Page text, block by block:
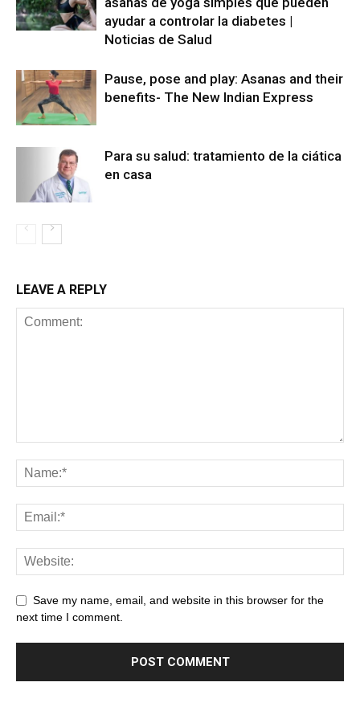
ayudar a controlar la diabetes |
Noticias de Salud
Pause, pose and play: Asanas and their
benefits- The New Indian Express
Para su salud: tratamiento de la ciática
en casa
LEAVE A REPLY
Save my name, email, and website in this browser for the
next time I comment.